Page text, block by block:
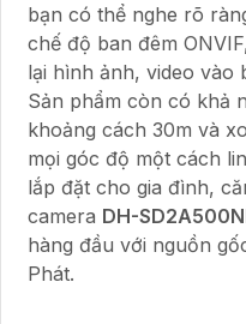
bạn có thể nghe rõ
chế độ ban đêm
lại hình ảnh, video vào
Sản phẩm còn có khả
khoảng cách 30m và
mọi góc độ một cách
lắp đặt cho gia đình,
camera DH-
hàng đầu với nguồn
Phát.